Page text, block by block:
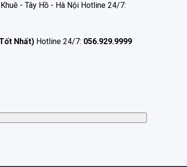
- Tây Hồ - Hà Nội Hotline 24/7:
Nhất) Hotline 24/7: 056.929.9999